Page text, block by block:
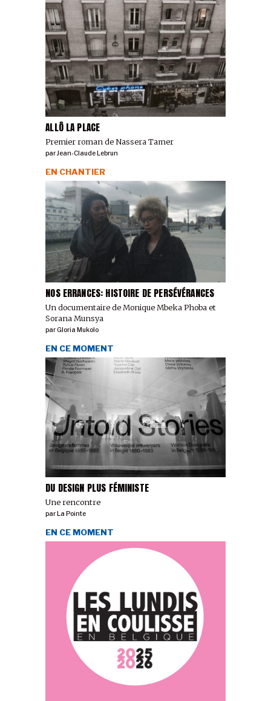
ALLÔ LA PLACE
Premier roman de Nassera Tamer
parJean-Claude Lebrun
NOS ERRANCES: HISTOIRE DE PERSÉVÉRANCES
Un documentaire de Monique Mbeka Phoba et
Sorana Munsya
EN CHANTIER
parGloria Mukolo
DU DESIGN PLUS FÉMINISTE
Une rencontre
EN CE MOMENT
par La Pointe
EN CE MOMENT